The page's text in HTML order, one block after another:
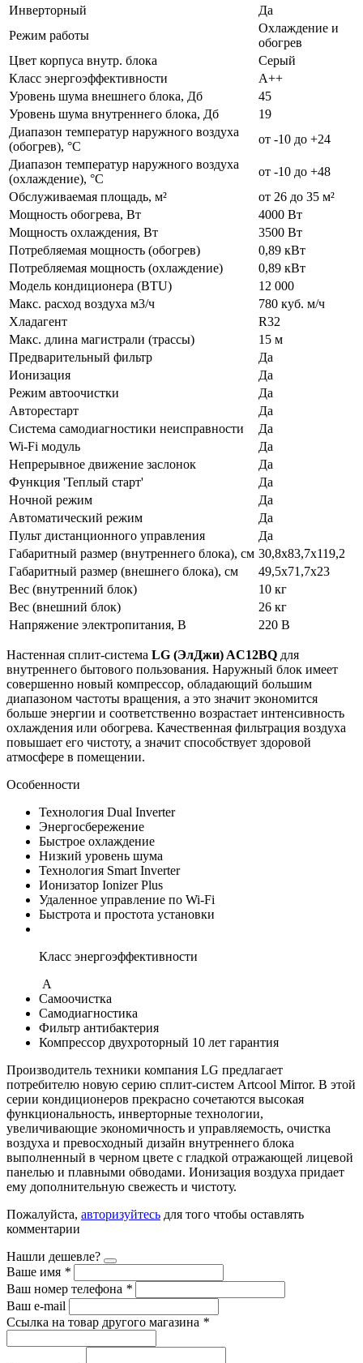
Инверторный
Да
Режим работы
Охлаждение и
обогрев
Цвет корпуса внутр. блока
Серый
Класс энергоэффективности
А++
Уровень шума внешнего блока, Дб
45
Уровень шума внутреннего блока, Дб
19
Диапазон температур наружного воздуха
(обогрев), °C
от -10 до +24
Диапазон температур наружного воздуха
(охлаждение), °C
от -10 до +48
Обслуживаемая площадь, м²
от 26 до 35 м²
Мощность обогрева, Вт
4000 Вт
Мощность охлаждения, Вт
3500 Вт
Потребляемая мощность (обогрев)
0,89 кВт
Потребляемая мощность (охлаждение)
0,89 кВт
Модель кондиционера (BTU)
12 000
Макс. расход воздуха м3/ч
780 куб. м/ч
Хладагент
R32
Макс. длина магистрали (трассы)
15 м
Предварительный фильтр
Да
Ионизация
Да
Режим автоочистки
Да
Авторестарт
Да
Система самодиагностики неисправности
Да
Wi-Fi модуль
Да
Непрерывное движение заслонок
Да
Функция 'Теплый старт'
Да
Ночной режим
Да
Автоматический режим
Да
Пульт дистанционного управления
Да
Габаритный размер (внутреннего блока), см 30,8х83,7х119,2
Габаритный размер (внешнего блока), см
49,5х71,7х23
Вес (внутренний блок)
10 кг
Вес (внешний блок)
26 кг
Напряжение электропитания, В
220 В
Настенная сплит-система LG (ЭлДжи) AC12BQ для
внутреннего бытового пользования. Наружный блок имеет
совершенно новый компрессор, обладающий большим
диапазоном частоты вращения, а это значит экономится
больше энергии и соответственно возрастает интенсивность
охлаждения или обогрева. Качественная фильтрация воздуха
повышает его чистоту, а значит способствует здоровой
атмосфере в помещении.
Особенности
Технология Dual Inverter
Энергосбережение
Быстрое охлаждение
Низкий уровень шума
Технология Smart Inverter
Ионизатор Ionizer Plus
Удаленное управление по Wi-Fi
Быстрота и простота установки
Класс энергоэффективности
А
Самоочистка
Самодиагностика
Фильтр антибактерия
Компрессор двухроторный 10 лет гарантия
Производитель техники компания LG предлагает
потребителю новую серию сплит-систем Artcool Mirror. В этой
серии кондиционеров прекрасно сочетаются высокая
функциональность, инверторные технологии,
увеличивающие экономичность и управляемость, очистка
воздуха и превосходный дизайн внутреннего блока
выполненный в черном цвете с гладкой отражающей лицевой
панелью и плавными обводами. Ионизация воздуха придает
ему дополнительную свежесть и чистоту.
Пожалуйста, авторизуйтесь для того чтобы оставлять
комментарии
Нашли дешевле?
Ваше имя *
Ваш номер телефона *
Ваш e-mail
Ссылка на товар другого магазина *